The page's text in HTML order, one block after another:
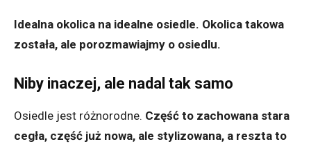
Idealna okolica na idealne osiedle. Okolica takowa
została, ale porozmawiajmy o osiedlu.
Niby inaczej, ale nadal tak samo
Osiedle jest różnorodne. Część to zachowana stara
cegła, część już nowa, ale stylizowana, a reszta to